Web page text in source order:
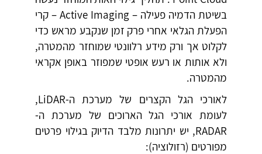
בשיטת הדמיה פעילה – Active Imaging – קרי
הפעלת הגלאי אחרי פרק זמן שנקבע מראש כדי
לקלוט אך ורק מידע רלוונטי שמוחזר מהמטרה,
ולא אותות או רעש אופטי שמפוזר באופן אקראי
מהמטרה.
לאורכי הגל הקצרים של מערכת ה-LiDAR,
לעומת אורכי הגל הארוכים של מערכת ה-
RADAR, יש יתרונות מלבד הדיוק בגילוי פרטים
מפורטים (רזולוציה):